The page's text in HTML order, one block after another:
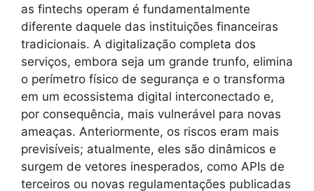
as fintechs operam é fundamentalmente
diferente daquele das instituições financeiras
tradicionais. A digitalização completa dos
serviços, embora seja um grande trunfo, elimina
o perímetro físico de segurança e o transforma
em um ecossistema digital interconectado e,
por consequência, mais vulnerável para novas
ameaças. Anteriormente, os riscos eram mais
previsíveis; atualmente, eles são dinâmicos e
surgem de vetores inesperados, como APIs de
terceiros ou novas regulamentações publicadas